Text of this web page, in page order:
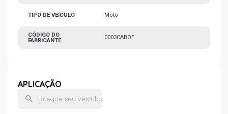
TIPO DE VEÍCULO Moto
CÓDIGO DO
FABRICANTE
0003CABOE
APLICAÇÃO